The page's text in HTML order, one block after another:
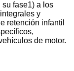
fase1) a los
y
retención infantil
de motor.